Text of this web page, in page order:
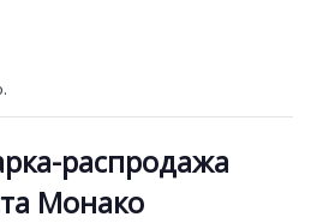
распродажа
Монако